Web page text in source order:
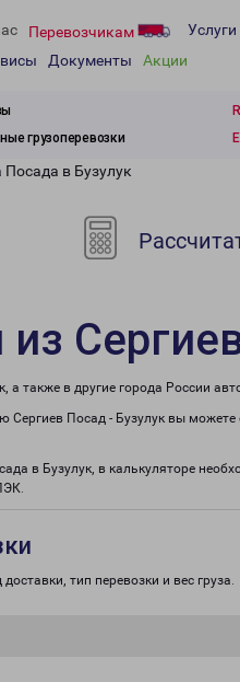
Перевозчикам
Услуги
Документы Акции
грузоперевозки
Посада в Бузулук
из
а также в другие города России
Посад - Бузулук вы
в Бузулук, в калькуляторе
тип перевозки и вес груза.